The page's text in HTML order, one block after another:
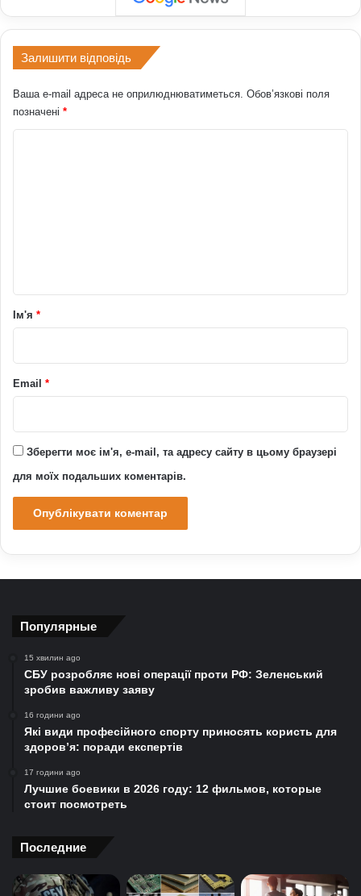
Залишити відповідь
Ваша e-mail адреса не оприлюднюватиметься. Обов’язкові поля
позначені *
рІм'я *
Email *
Зберегти моє ім'я, e-mail, та адресу сайту в цьому браузері
для моїх подальших коментарів.
Популярные
15 хвилин ago
СБУ розробляє нові операції проти РФ: Зеленський
зробив важливу заяву
16 години ago
Які види професійного спорту приносять користь для
здоров’я: поради експертів
17 години ago
Лучшие боевики в 2026 году: 12 фильмов, которые
стоит посмотреть
Последние